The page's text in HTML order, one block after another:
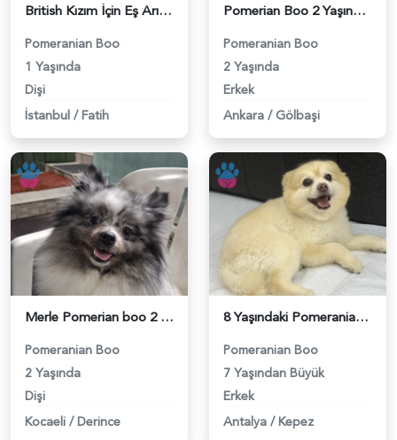
British Kızım İçin Eş Arıyorum - 118984411
Pomeranian Boo
1 Yaşında
Dişi
İstanbul / Fatih
Pomerian Boo 2 Yaşında Köpeğime Eş Arıyorum - 118984400
Pomeranian Boo
2 Yaşında
Erkek
Ankara / Gölbaşi
Merle Pomerian boo 2 Yaşında Eş Arıyor - 118984377
Pomeranian Boo
2 Yaşında
Dişi
Kocaeli / Derince
8 Yaşındaki Pomeranian Oğlumuza Eş Arıyoruz - 118984354
Pomeranian Boo
7 Yaşından Büyük
Erkek
Antalya / Kepez